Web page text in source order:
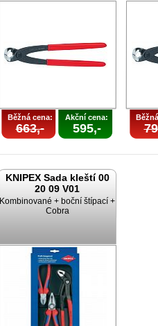
Běžná cena:
663,-
Akční cena:
595,-
KNIPEX Sada kleští 00
20 09 V01
Kombinované + boční štípací +
Cobra